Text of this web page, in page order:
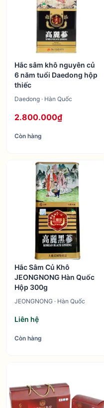
Hắc sâm khô nguyên củ
6 năm tuổi Daedong hộp
thiếc
Daedong · Hàn Quốc
2.800.000₫
Còn hàng
Hắc Sâm Củ Khô
JEONGNONG Hàn Quốc
Hộp 300g
JEONGNONG · Hàn Quốc
Liên hệ
Còn hàng